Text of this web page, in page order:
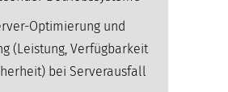
Optimierung und
(Leistung, Verfügbarkeit
bei Serverausfall